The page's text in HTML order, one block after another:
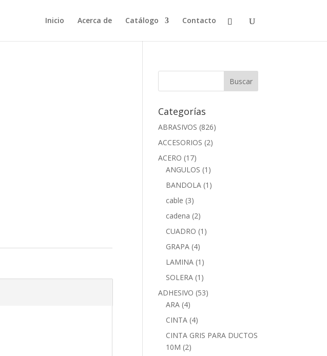
Inicio Acerca de Catálogo Contacto
Categorías
ABRASIVOS (826)
ACCESORIOS (2)
ACERO (17)
ANGULOS (1)
BANDOLA (1)
cable (3)
cadena (2)
CUADRO (1)
GRAPA (4)
LAMINA (1)
SOLERA (1)
ADHESIVO (53)
ARA (4)
CINTA (4)
CINTA GRIS PARA DUCTOS
10M (2)